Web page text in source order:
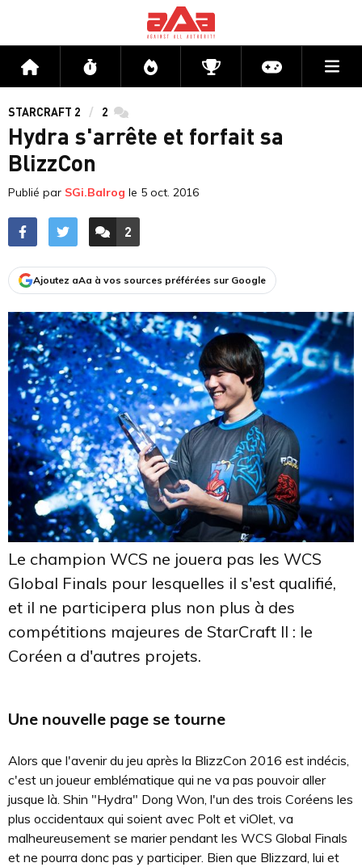
Accueil Flux Directs CompétitionsActu jeux
STARCRAFT 2 2 commentaires
Hydra s'arrête et forfait sa
BlizzCon
Publié par SGi.Balrog le 5 oct. 2016
ACCÉDER AUX
2
COMMENTAIRES
Ajoutez aAa à vos sources préférées sur Google
Le champion WCS ne jouera pas les WCS
Global Finals pour lesquelles il s'est qualifié,
et il ne participera plus non plus à des
compétitions majeures de StarCraft II : le
Coréen a d'autres projets.
Une nouvelle page se tourne
Alors que l'avenir du jeu après la BlizzCon 2016 est indécis,
c'est un joueur emblématique qui ne va pas pouvoir aller
jusque là. Shin "Hydra" Dong Won, l'un des trois Coréens les
plus occidentaux qui soient avec Polt et viOlet, va
malheureusement se marier pendant les WCS Global Finals
et ne pourra donc pas y participer. Bien que Blizzard, lui et